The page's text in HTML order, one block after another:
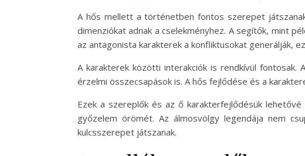
A hős mellett a történetben fontos szerepet
dimenziókat adnak a cselekményhez. A segítők, mint
az antagonista karakterek a konfliktusokat generálják,
A karakterek közötti interakciók is rendkívül fontosak.
érzelmi összecsapások is. A hős fejlődése és a
Ezek a szereplők és az ő karakterfejlődésük
győzelem örömét. Az álmosvölgy legendája nem
kulcsszerepet játszanak.